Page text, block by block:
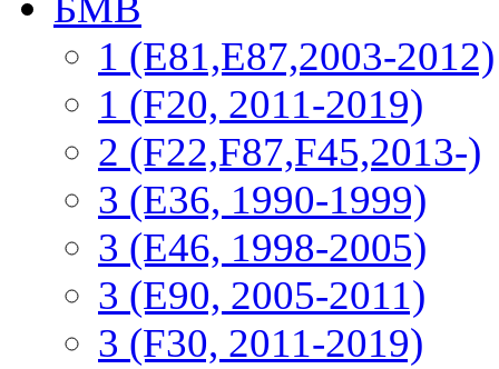
1 (E81,E87,2003-2012)
1 (F20, 2011-2019)
2 (F22,F87,F45,2013-)
3 (Е36, 1990-1999)
3 (E46, 1998-2005)
3 (E90, 2005-2011)
3 (F30, 2011-2019)